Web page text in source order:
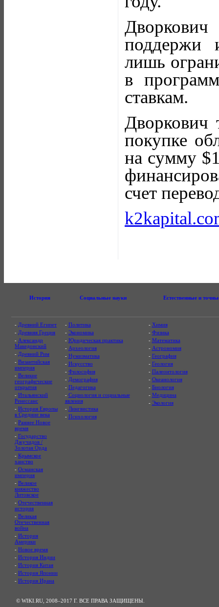
поддержи
лишь
в
ставкам.
Дворкович
покупке
на сумму
счет
История Социальные науки Естественные и
- Древний Египет
- Древняя Греция
- Александр
Македонский
- Древний Рим
- Византийская
империя
- Великие
географические
открытия
- Итальянский
Ренессанс
- История Европы
в Средние века
- Раннее Новое
время
- Государство
Джучидов /
Золотая Орда
- Крымское
ханство
- Османская
империя
- Великое
княжество
Литовское
- Отечественная
история
- Великая
Отечественная
война
- История
Америки
- Новое время
- История Индии
- История Китая
- История Японии
- История Ирана
- Политика
- Экономика
- Юридическая практика
- Археология
- Нумизматика
- Искусство
- Философия
- Демография
- Педагогика
- Социология и социальные
явления
- Лингвистика
- Психология
- Химия
- Физика
- Математика
- Астрономия
- География
- Геология
- Палеонтология
- Океанология
- Биология
- Медицина
- Экология
© WIKI.RU, 2008–2017 Г. ВСЕ ПРАВА ЗАЩИЩЕНЫ.